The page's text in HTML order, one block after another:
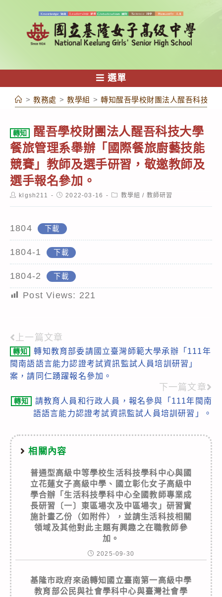
容
選單
> 教務處 > 教學組 > 轉知醒吾學校財團法人醒吾科技大
轉知
醒吾學校財團法人醒吾科技大學
餐旅管理系舉辦「國際餐旅廚藝技能
競賽」教師及選手研習，敬邀教師及
選手報名參加。
Postklgsh211
Post2022-03-16
Post教學組 / 教師研習
1804 下載
1804-1 下載
1804-2 下載
Post Views: 221
Read
more
articles
上一篇文章
轉知
轉知教育部委請國立臺灣師範大學承辦「111年
閩南語語言能力認證考試資訊監試人員培訓研習」
案，請同仁踴躍報名參加。
下一篇文章
轉知
請教育人員和行政人員，報名參與「111年閩南
語語言能力認證考試資訊監試人員培訓研習」。
相關內容
普通型高級中等學校生活科技學科中心與國
立花蓮女子高級中學、國立彰化女子高級中
學合辦「生活科技學科中心全國教師專業成
長研習〔一〕東區場次及中區場次」研習實
施計畫乙份（如附件），並請生活科技相關
領域及其他對此主題有興趣之在職教師參
加。
2025-09-30
基隆市政府來函轉知國立臺南第一高級中學
教育部公民與社會學科中心與臺灣社會學